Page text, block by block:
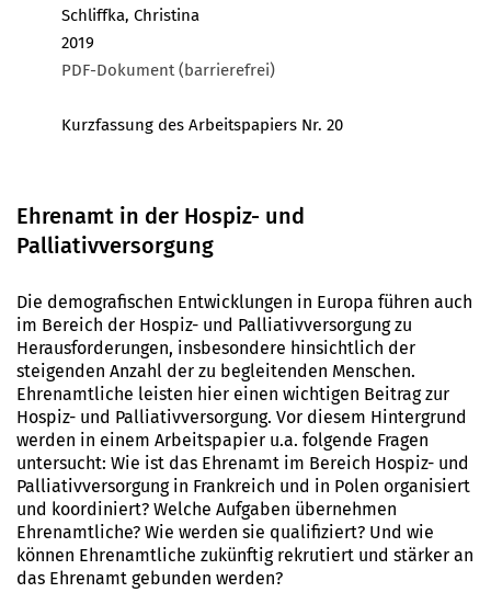
Schliffka, Christina
2019
PDF-Dokument (barrierefrei)
Kurzfassung des Arbeitspapiers Nr. 20
Ehrenamt in der Hospiz- und
Palliativversorgung
Die demografischen Entwicklungen in Europa führen auch
im Bereich der Hospiz- und Palliativversorgung zu
Herausforderungen, insbesondere hinsichtlich der
steigenden Anzahl der zu begleitenden Menschen.
Ehrenamtliche leisten hier einen wichtigen Beitrag zur
Hospiz- und Palliativversorgung. Vor diesem Hintergrund
werden in einem Arbeitspapier u.a. folgende Fragen
untersucht: Wie ist das Ehrenamt im Bereich Hospiz- und
Palliativversorgung in Frankreich und in Polen organisiert
und koordiniert? Welche Aufgaben übernehmen
Ehrenamtliche? Wie werden sie qualifiziert? Und wie
können Ehrenamtliche zukünftig rekrutiert und stärker an
das Ehrenamt gebunden werden?